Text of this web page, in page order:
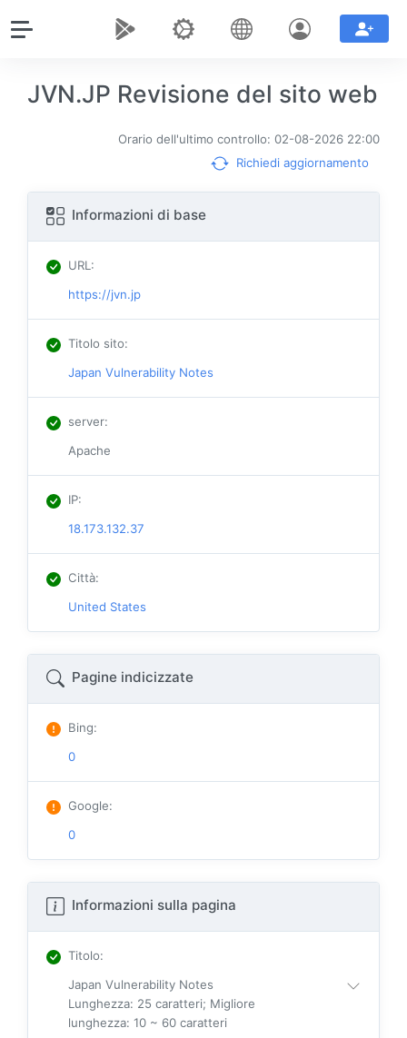
JVN.JP Revisione del sito web
Orario dell'ultimo controllo: 02-08-2026 22:00
Richiedi aggiornamento
Informazioni di base
URL:
https://jvn.jp
Titolo sito:
Japan Vulnerability Notes
server:
Apache
IP:
18.173.132.37
Città:
United States
Pagine indicizzate
Bing:
0
Google:
0
Informazioni sulla pagina
Titolo:
Japan Vulnerability Notes
Lunghezza: 25 caratteri; Migliore
lunghezza: 10 ~ 60 caratteri